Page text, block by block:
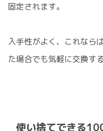
固定されます。
入手性がよく、これなら
た場合でも気軽に交換す
使い捨てできる